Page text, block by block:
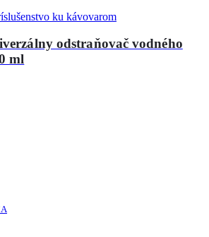
ku kávovarom
odstraňovač vodného
ml